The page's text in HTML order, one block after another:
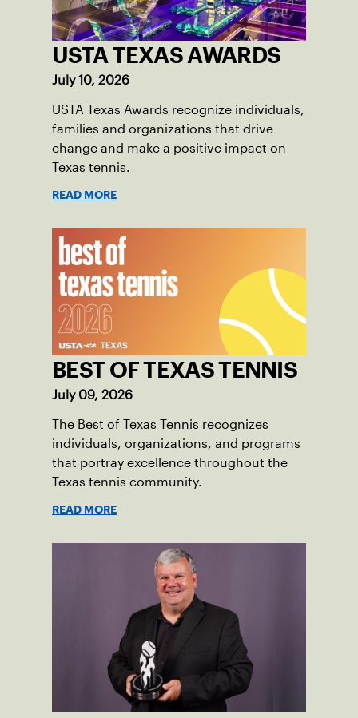
USTA TEXAS AWARDS
July 10, 2026
USTA Texas Awards recognize individuals,
families and organizations that drive
change and make a positive impact on
Texas tennis.
READ MORE
BEST OF TEXAS TENNIS
July 09, 2026
The Best of Texas Tennis recognizes
individuals, organizations, and programs
that portray excellence throughout the
Texas tennis community.
READ MORE